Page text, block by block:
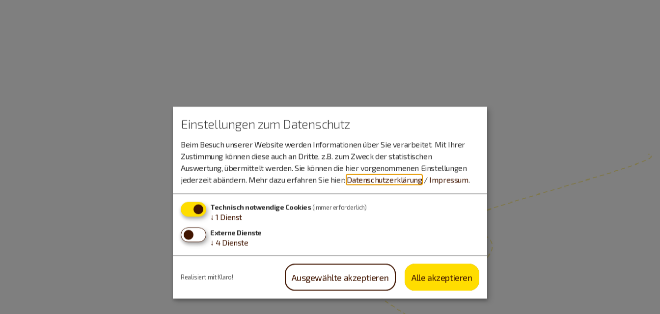
Einstellungen zum Datenschutz
Beim Besuch unserer Website werden Informationen über Sie verarbeitet. Mit Ihrer
Zustimmung können diese auch an Dritte, z.B. zum Zweck der statistischen
Auswertung, übermittelt werden. Sie können die hier vorgenommenen Einstellungen
jederzeit abändern. Mehr dazu erfahren Sie hier: Datenschutzerklärung / Impressum.
Technisch notwendige Cookies (immer erforderlich)
↓ 1 Dienst
Externe Dienste
↓ 4 Dienste
Ausgewählte akzeptieren Alle akzeptieren
Realisiert mit Klaro!